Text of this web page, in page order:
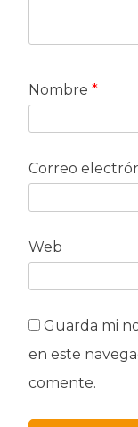
Nombre *
Correo
Web
Guarda mi
en este
comente.